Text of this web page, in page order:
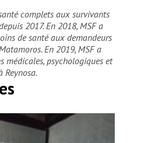
complets aux survivants
2017. En 2018, MSF a
de santé aux demandeurs
En 2019, MSF a
médicales, psychologiques et
Reynosa.